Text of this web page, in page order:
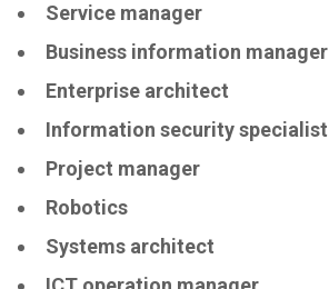
Service manager
Business information manager
Enterprise architect
Information security specialist
Project manager
Robotics
Systems architect